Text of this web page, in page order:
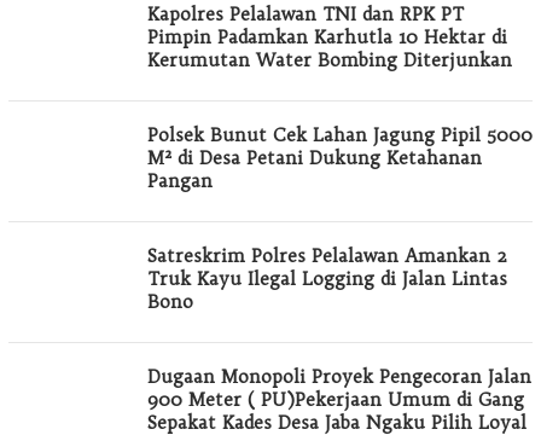
Kapolres Pelalawan TNI dan RPK PT
Pimpin Padamkan Karhutla 10 Hektar di
Kerumutan Water Bombing Diterjunkan
Polsek Bunut Cek Lahan Jagung Pipil 5000
M² di Desa Petani Dukung Ketahanan
Pangan
Satreskrim Polres Pelalawan Amankan 2
Truk Kayu Ilegal Logging di Jalan Lintas
Bono
Dugaan Monopoli Proyek Pengecoran Jalan
900 Meter ( PU)Pekerjaan Umum di Gang
Sepakat Kades Desa Jaba Ngaku Pilih Loyal